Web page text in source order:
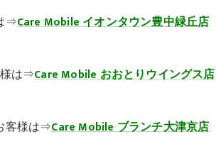
⇒Care Mobileイオンタウン豊中緑丘店
様は⇒Care Mobileおおとりウイングス店
客様は⇒Care Mobile ブランチ大津京店